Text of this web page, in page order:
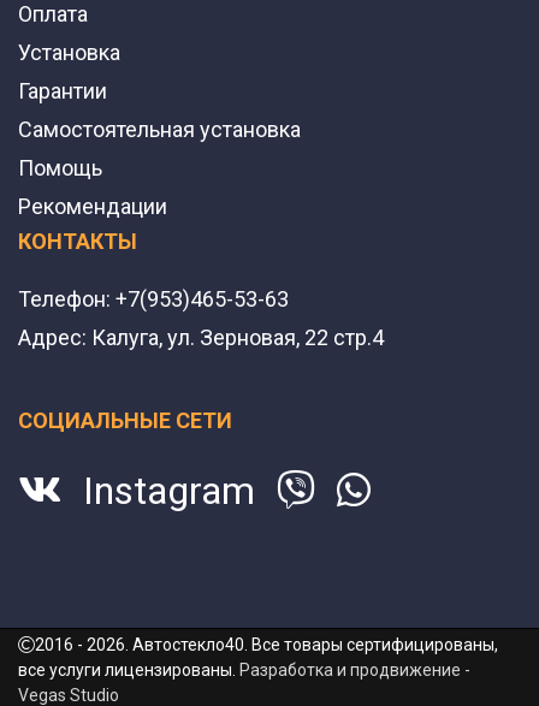
Оплата
Установка
Гарантии
Самостоятельная установка
Помощь
Рекомендации
КОНТАКТЫ
Телефон: +7(953)465-53-63
Адрес: Калуга, ул. Зерновая, 22 стр.4
СОЦИАЛЬНЫЕ СЕТИ
Instagram
2016 - 2026. Автостекло40. Все товары сертифицированы,
все услуги лицензированы. Разработка и продвижение -
Vegas Studio